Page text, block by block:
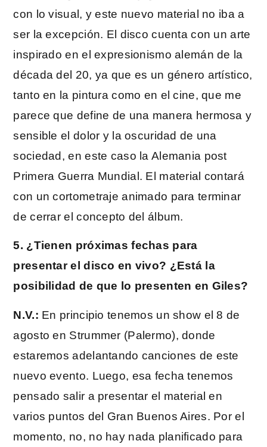
con lo visual, y este nuevo material no iba a
ser la excepción. El disco cuenta con un arte
inspirado en el expresionismo alemán de la
década del 20, ya que es un género artístico,
tanto en la pintura como en el cine, que me
parece que define de una manera hermosa y
sensible el dolor y la oscuridad de una
sociedad, en este caso la Alemania post
Primera Guerra Mundial. El material contará
con un cortometraje animado para terminar
de cerrar el concepto del álbum.
5. ¿Tienen próximas fechas para
presentar el disco en vivo? ¿Está la
posibilidad de que lo presenten en Giles?
N.V.: En principio tenemos un show el 8 de
agosto en Strummer (Palermo), donde
estaremos adelantando canciones de este
nuevo evento. Luego, esa fecha tenemos
pensado salir a presentar el material en
varios puntos del Gran Buenos Aires. Por el
momento, no, no hay nada planificado para